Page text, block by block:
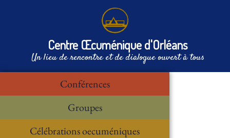
Centre Œcuménique d'Orléans
Un lieu de rencontre et de dialogue ouvert à tous
Conférences
Groupes
Célébrations oecuméniques